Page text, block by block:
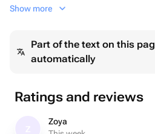
за понимание
Show more
Part of the text on this
automatically
Ratings and reviews
Zoya